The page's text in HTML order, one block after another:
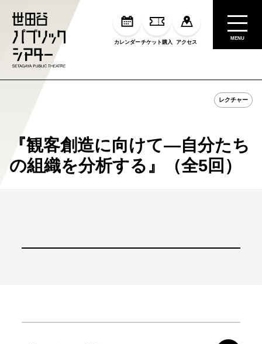
カレンダーチケット購入 アクセス
MENU
レクチャー
『観客創造に向けて―自分たち
の組織を分析する』（全5回）